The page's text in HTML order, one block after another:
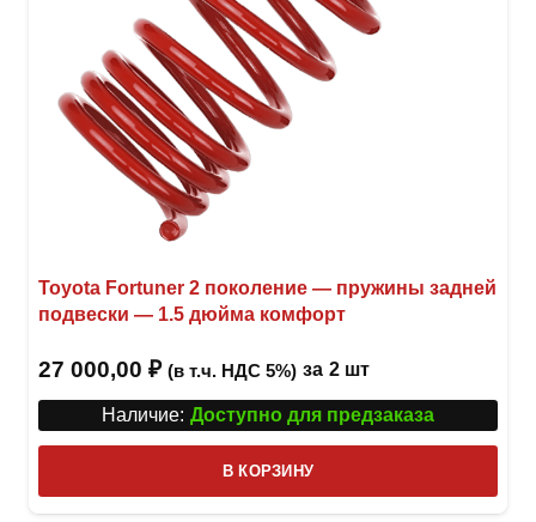
Toyota Fortuner 2 поколение — пружины задней
подвески — 1.5 дюйма комфорт
27 000,00 ₽ (в т.ч. НДС 5%) за 2 шт
Наличие: Доступно для предзаказа
В КОРЗИНУ